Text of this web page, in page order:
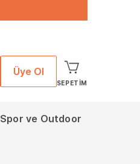
Üye Ol
SEPETIM
Spor ve Outdoor